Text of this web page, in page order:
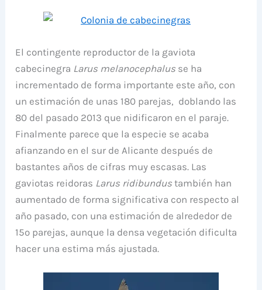
El contingente reproductor de la gaviota
cabecinegra Larus melanocephalus se ha
incrementado de forma importante este año, con
un estimación de unas 180 parejas, doblando las
80 del pasado 2013 que nidificaron en el paraje.
Finalmente parece que la especie se acaba
afianzando en el sur de Alicante después de
bastantes años de cifras muy escasas. Las
gaviotas reidoras Larus ridibundustambién han
aumentado de forma significativa con respecto al
año pasado, con una estimación de alrededor de
15o parejas, aunque la densa vegetación dificulta
hacer una estima más ajustada.